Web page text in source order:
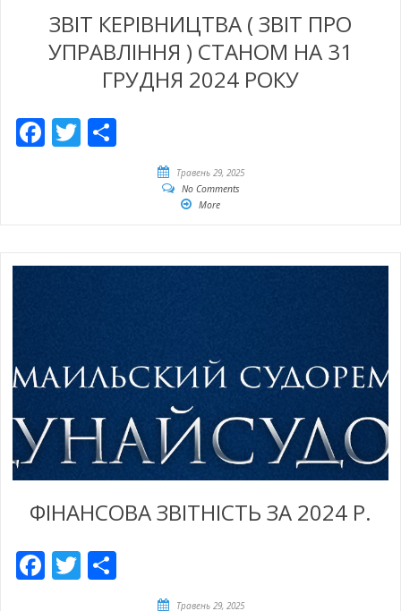
ЗВІТ КЕРІВНИЦТВА ( ЗВІТ ПРО
УПРАВЛІННЯ ) СТАНОМ НА 31
ГРУДНЯ 2024 РОКУ
Facebook
Twitter
Травень 29, 2025
No Comments
More
ФІНАНСОВА ЗВІТНІСТЬ ЗА 2024 Р.
Facebook
Twitter
Травень 29, 2025